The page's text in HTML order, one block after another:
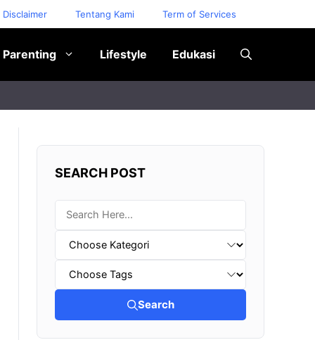
Disclaimer Tentang Kami Term of Services
Parenting Lifestyle Edukasi
SEARCH POST
Search